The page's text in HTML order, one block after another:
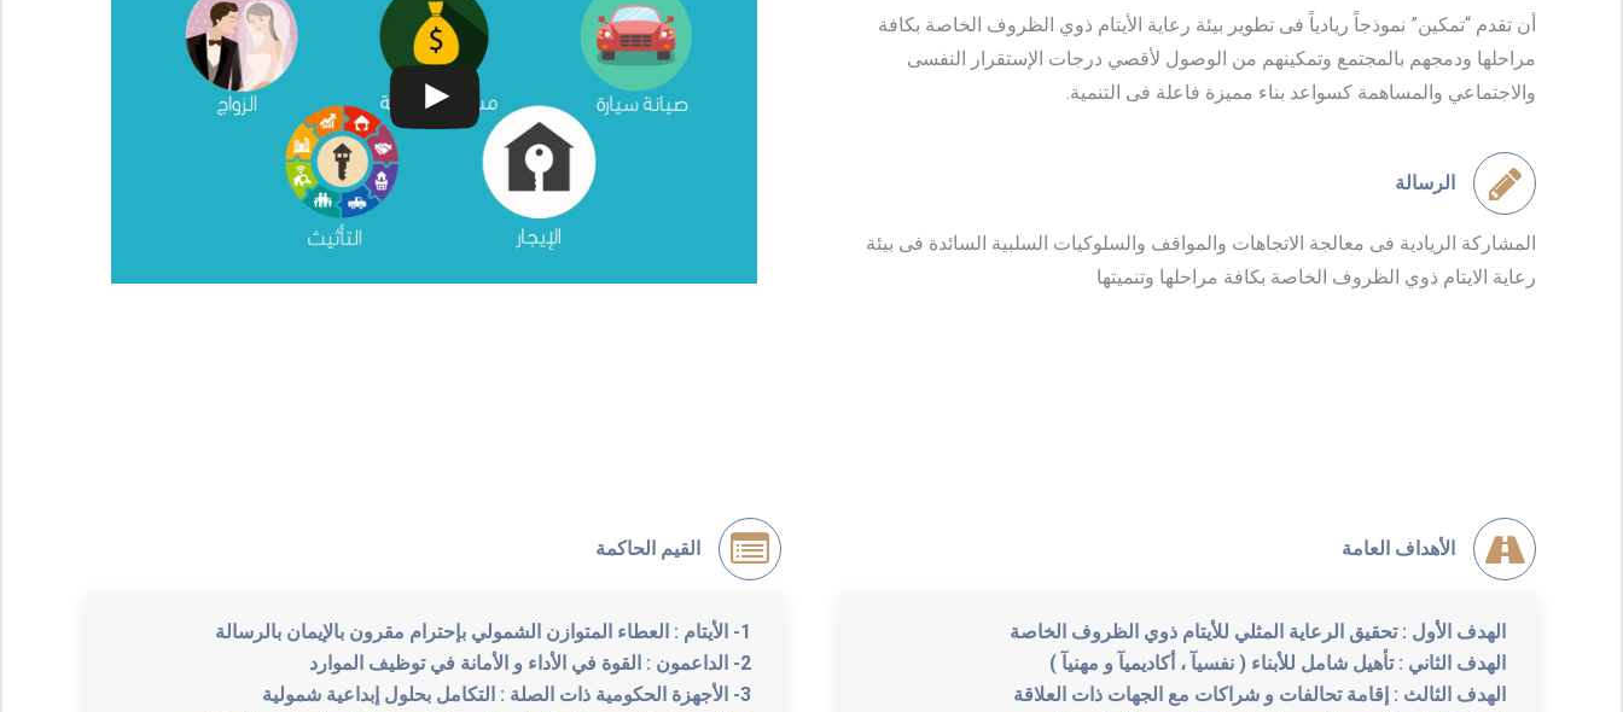
أن تقدم “تمكين” نموذجاً ريادياً فى تطوير بيئة رعاية الأيتام ذوي الظروف الخاصة بكافة
مراحلها ودمجهم بالمجتمع وتمكينهم من الوصول لأقصي درجات الإستقرار النفسى
والاجتماعي والمساهمة كسواعد بناء مميزة فاعلة فى التنمية.
الرسالة
المشاركة الريادية فى معالجة الاتجاهات والمواقف والسلوكيات السلبية السائدة فى بيئة
رعاية الايتام ذوي الظروف الخاصة بكافة مراحلها وتنميتها
الأهداف العامة
الهدف الأول : تحقيق الرعاية المثلي للأيتام ذوي الظروف الخاصة
الهدف الثاني : تأهيل شامل للأبناء ( نفسيآ ، أكاديميآ و مهنيآ )
الهدف الثالث : إقامة تحالفات و شراكات مع الجهات ذات العلاقة
القيم الحاكمة
1- الأيتام : العطاء المتوازن الشمولي بإحترام مقرون بالإيمان بالرسالة
2- الداعمون : القوة في الأداء و الأمانة في توظيف الموارد
3- الأجهزة الحكومية ذات الصلة : التكامل بحلول إبداعية شمولية